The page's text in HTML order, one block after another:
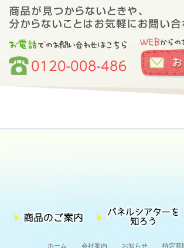
ホーム 会社案内 お知らせ 特定商